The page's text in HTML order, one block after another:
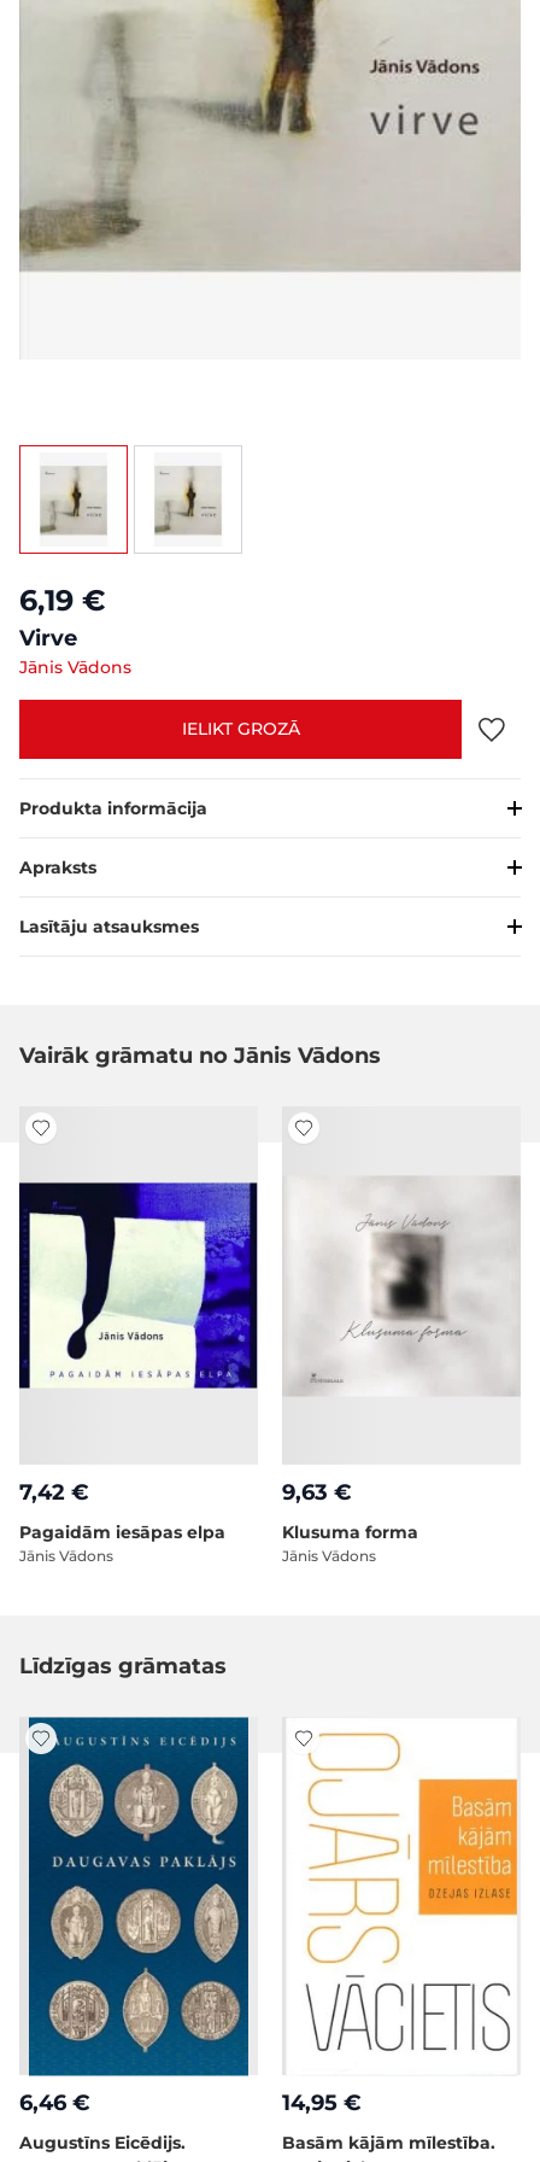
View larger imageView larger image
6,19 €
Virve
Jānis Vādons
IELIKT GROZĀ
Produkta informācija
Apraksts
Lasītāju atsauksmes
Vairāk grāmatu no Jānis Vādons
7,42 €
Pagaidām iesāpas elpa
Jānis Vādons
9,63 €
Klusuma forma
Jānis Vādons
Līdzīgas grāmatas
6,46 €
Augustīns Eicēdijs.
14,95 €
Basām kājām mīlestība.